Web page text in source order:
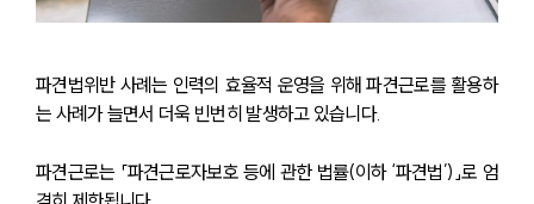
파견법위반 사례는 인력의 효율적 운영을 위해 파견근로를 활용하
는 사례가 늘면서 더욱 빈번히 발생하고 있습니다.
파견근로는 「파견근로자보호 등에 관한 법률(이하 ‘파견법’)」로 엄